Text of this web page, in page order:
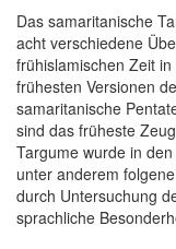
Das samaritanische
acht verschiedene
frühislamischen Zeit
frühesten Versionen
samaritanische
sind das früheste
Targume wurde in
unter anderem
durch Untersuchung
sprachliche